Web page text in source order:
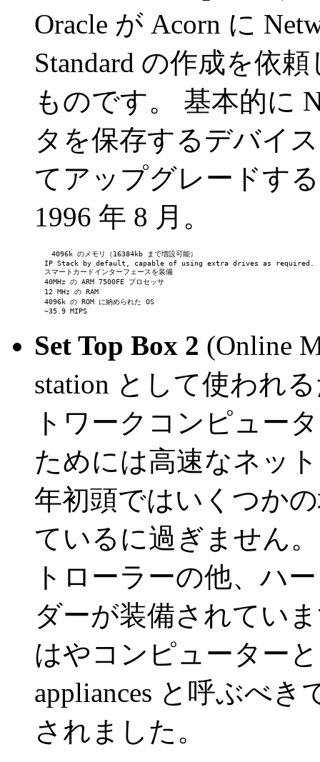
Oracle が Acorn に
Standard の作成を依
ものです。 基本的に
タを保存するデバイ
てアップグレードす
1996 年 8 月。
4096k のメモリ（16384kb まで増設可能）
         IP Stack by default, capable of using extra drives as required.
         スマートカードインターフェースを装備
         40MHz の ARM 7500FE プロセッサ
         12 MHz の RAM
         4096k の ROM に納められた OS
         ~35.9 MIPS
Set Top Box 2 (Online
station として使われ
トワークコンピュー
ためには高速なネッ
年初頭ではいくつか
ているに過ぎません
トローラーの他、ハ
ダーが装備されてい
はやコンピューター
appliances と呼ぶべき
されました。